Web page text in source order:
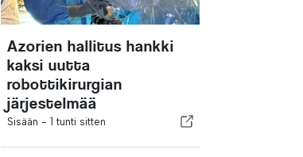
Azorien hallitus hankki
kaksi uutta
robottikirurgian
järjestelmää
Sisään - 1 tunti sitten